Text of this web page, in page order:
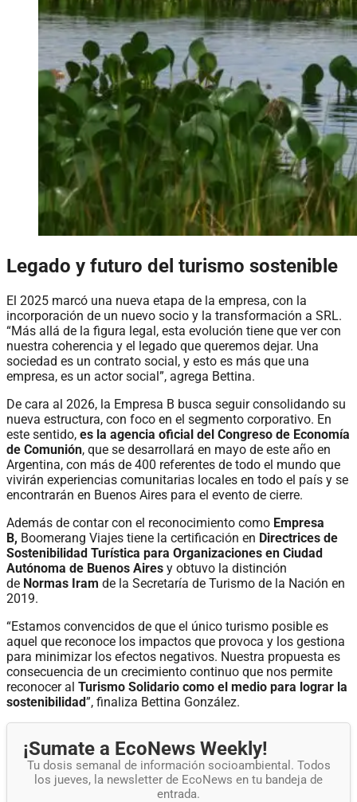
Legado y futuro del turismo sostenible
El 2025 marcó una nueva etapa de la empresa, con la
incorporación de un nuevo socio y la transformación a SRL.
“Más allá de la figura legal, esta evolución tiene que ver con
nuestra coherencia y el legado que queremos dejar. Una
sociedad es un contrato social, y esto es más que una
empresa, es un actor social”, agrega Bettina.
De cara al 2026, la Empresa B busca seguir consolidando su
nueva estructura, con foco en el segmento corporativo. En
este sentido, es la agencia oficial del Congreso de Economía
de Comunión, que se desarrollará en mayo de este año en
Argentina, con más de 400 referentes de todo el mundo que
vivirán experiencias comunitarias locales en todo el país y se
encontrarán en Buenos Aires para el evento de cierre.
Además de contar con el reconocimiento como Empresa
B, Boomerang Viajes tiene la certificación en Directrices de
Sostenibilidad Turística para Organizaciones en Ciudad
Autónoma de Buenos Aires y obtuvo la distinción
de Normas Iram de la Secretaría de Turismo de la Nación en
2019.
“Estamos convencidos de que el único turismo posible es
aquel que reconoce los impactos que provoca y los gestiona
para minimizar los efectos negativos. Nuestra propuesta es
consecuencia de un crecimiento continuo que nos permite
reconocer al Turismo Solidario como el medio para lograr la
sostenibilidad”, finaliza Bettina González.
¡Sumate a EcoNews Weekly!
Tu dosis semanal de información socioambiental. Todos
los jueves, la newsletter de EcoNews en tu bandeja de
entrada.